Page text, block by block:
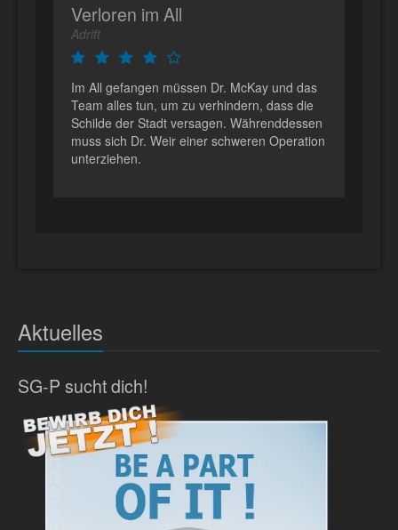
Verloren im All
Adrift
Im All gefangen müssen Dr. McKay und das
Team alles tun, um zu verhindern, dass die
Schilde der Stadt versagen. Währenddessen
muss sich Dr. Weir einer schweren Operation
unterziehen.
Aktuelles
SG-P sucht dich!